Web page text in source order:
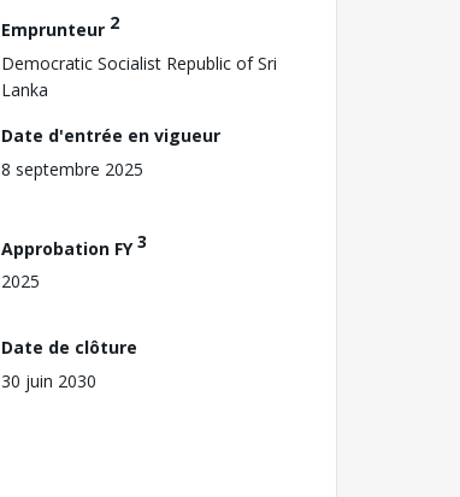
Emprunteur 2
Democratic Socialist Republic of Sri
Lanka
Date d'entrée en vigueur
8 septembre 2025
Approbation FY3
2025
Date de clôture
30 juin 2030